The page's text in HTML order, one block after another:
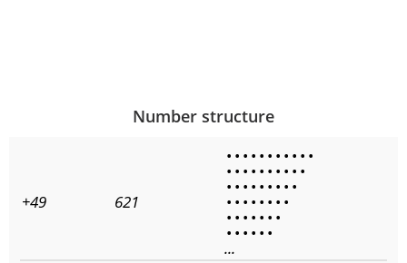
Number structure
+49 621
• • • • • • • • • • •
• • • • • • • • • •
• • • • • • • • •
• • • • • • • •
• • • • • • •
• • • • • •
...